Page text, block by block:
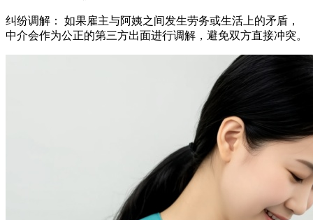
纠纷调解： 如果雇主与阿姨之间发生劳务或生活上的矛盾，
中介会作为公正的第三方出面进行调解，避免双方直接冲突。